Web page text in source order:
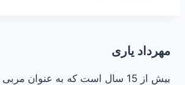
مهرداد یاری
بیش از 15 سال است که به عنوان مربی